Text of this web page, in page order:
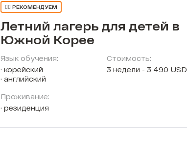
👍🏼 РЕКОМЕНДУЕМ
Летний лагерь для детей в
Южной Корее
Язык обучения:
корейский
английский
Проживание:
резиденция
Стоимость:
3 недели - 3 490 USD